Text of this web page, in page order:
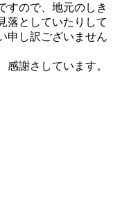
すので、地元のしき
落としていたりして
申し訳ございません
謝さしています。